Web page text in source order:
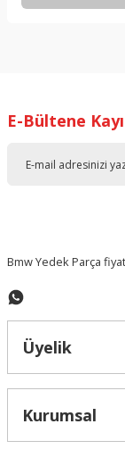
Ürün resmi
E-Bültene
Bmw Yedek Parça
Üyelik
Kurumsal